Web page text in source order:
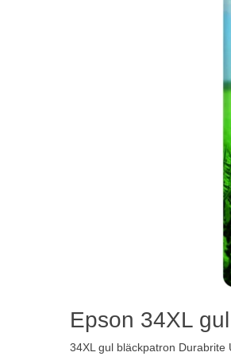
Epson 34XL
34XL gul bläckpatron Durabrite